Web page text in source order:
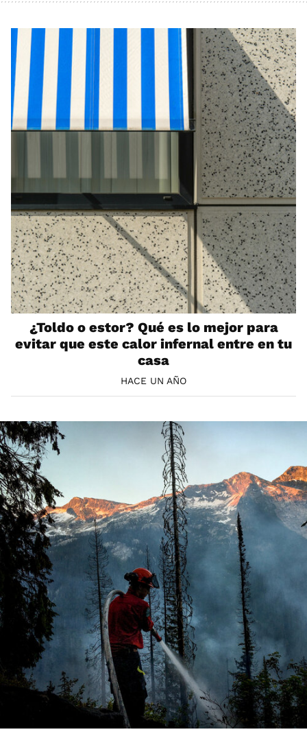
¿Toldo o estor? Qué es lo mejor para
evitar que este calor infernal entre en tu
casa
HACE UN AÑO